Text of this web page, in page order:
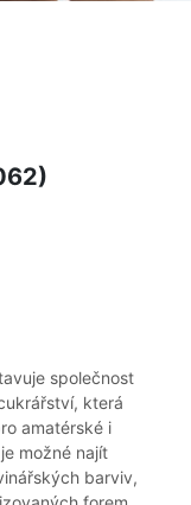
společnost
která
amatérské i
možné najít
barviv,